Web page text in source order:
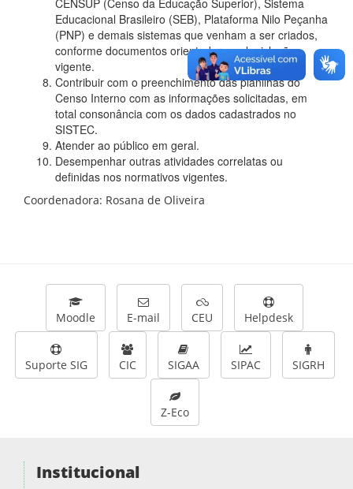
CENSUP (Censo da Educação Superior), Sistema
Educacional Brasileiro (SEB), Plataforma Nilo Peçanha
(PNP) e demais sistemas que venham a ser criados,
conforme documentos orientadores e legislação
vigente.
Contribuir com o preenchimento das planilhas do
Censo Interno com as informações solicitadas, em
total consonância com os dados cadastrados no
SISTEC.
Atender ao público em geral.
Desempenhar outras atividades correlatas ou
definidas nos normativos vigentes.
Coordenadora: Rosana de Oliveira
Moodle E-mail CEU Helpdesk
Suporte SIG CIC SIGAA SIPAC SIGRH
Z-Eco
Institucional